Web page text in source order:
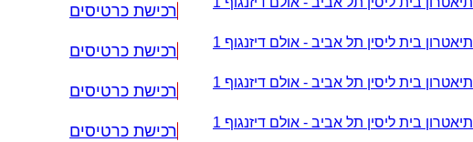
רכישת כרטיסים
תיאטרון בית ליסין תל אביב - אולם דיזנגוף 1 רכישת כרטיסים
תיאטרון בית ליסין תל אביב - אולם דיזנגוף 1 רכישת כרטיסים
תיאטרון בית ליסין תל אביב - אולם דיזנגוף 1 רכישת כרטיסים